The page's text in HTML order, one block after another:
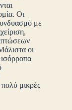
Οι
με
οι
ισόρροπα
μικρές